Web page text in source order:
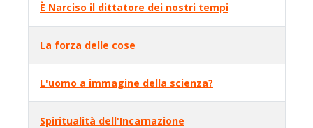
È Narciso il dittatore dei nostri tempi
La forza delle cose
L'uomo a immagine della scienza?
Spiritualità dell'Incarnazione